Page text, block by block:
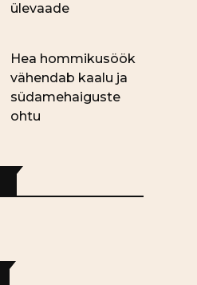
ülevaade
Hea hommikusöök
vähendab kaalu ja
südamehaiguste
ohtu